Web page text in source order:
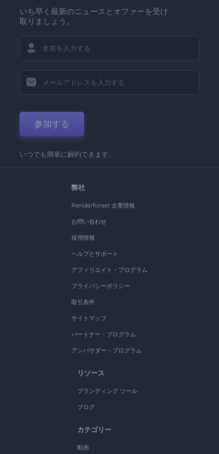
いち早く最新のニュースとオファーを受け
取りましょう。
参加する
いつでも簡単に解約できます。
弊社
Renderforest 企業情報
お問い合わせ
採用情報
ヘルプとサポート
アフィリエイト・プログラム
プライバシーポリシー
取引条件
サイトマップ
パートナー・プログラム
アンバサダー・プログラム
リソース
ブランディング ツール
ブログ
カテゴリー
動画